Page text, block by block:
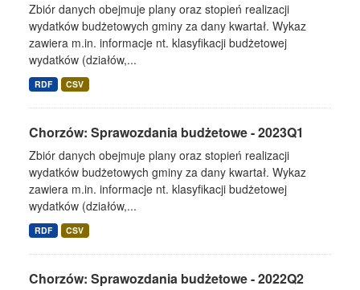
Zbiór danych obejmuje plany oraz stopień realizacji
wydatków budżetowych gminy za dany kwartał. Wykaz
zawiera m.in. informacje nt. klasyfikacji budżetowej
wydatków (działów,...
RDF CSV
Chorzów: Sprawozdania budżetowe - 2023Q1
Zbiór danych obejmuje plany oraz stopień realizacji
wydatków budżetowych gminy za dany kwartał. Wykaz
zawiera m.in. informacje nt. klasyfikacji budżetowej
wydatków (działów,...
RDF CSV
Chorzów: Sprawozdania budżetowe - 2022Q2